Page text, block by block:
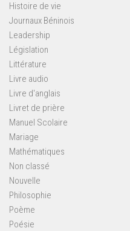
Histoire de vie
Journaux Béninois
Leadership
Législation
Littérature
Livre audio
Livre d'anglais
Livret de prière
Manuel Scolaire
Mariage
Mathématiques
Non classé
Nouvelle
Philosophie
Poème
Poésie